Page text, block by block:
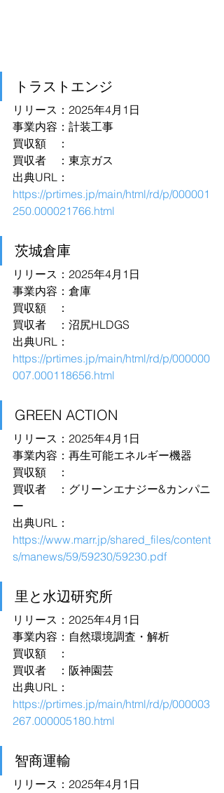
トラストエンジ
リリース：2025年4月1日
事業内容：計装工事
買収額　：
買収者　：東京ガス
出典URL：
https://prtimes.jp/main/html/rd/p/000001
250.000021766.html
茨城倉庫
リリース：2025年4月1日
事業内容：倉庫
買収額　：
買収者　：沼尻HLDGS
出典URL：
https://prtimes.jp/main/html/rd/p/000000
007.000118656.html
GREEN ACTION
リリース：2025年4月1日
事業内容：再生可能エネルギー機器
買収額　：
買収者　：グリーンエナジー&カンパニ
ー
出典URL：
https://www.marr.jp/shared_files/content
s/manews/59/59230/59230.pdf
里と水辺研究所
リリース：2025年4月1日
事業内容：自然環境調査・解析
買収額　：
買収者　：阪神園芸
出典URL：
https://prtimes.jp/main/html/rd/p/000003
267.000005180.html
智商運輸
リリース：2025年4月1日